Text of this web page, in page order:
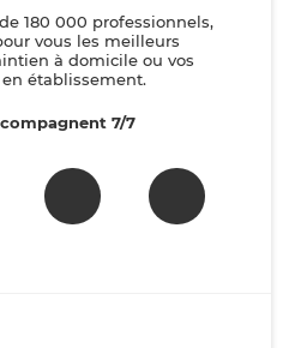
180 000 professionnels,
vous les meilleurs
à domicile ou vos
établissement.
7/7